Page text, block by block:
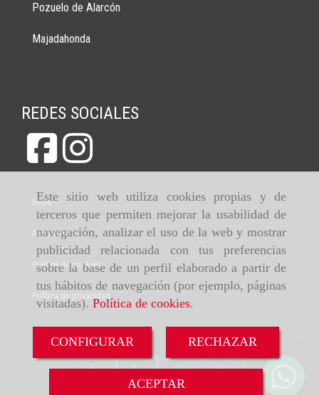
Este sitio web utiliza cookies propias y de
terceros que permiten mejorar la usabilidad de
navegación, analizar el uso de la web y mostrar
publicidad relacionada con tus preferencias
sobre la base de un perfil elaborado a partir de
tus hábitos de navegación (por ejemplo, páginas
visitadas).Política de cookies.
CONFIGURAR RECHAZAR
ACEPTAR
Pozuelo de Alarcón
Majadahonda
REDES SOCIALES
Inicio
Aviso legal
Política de cookies
Política de privacidad